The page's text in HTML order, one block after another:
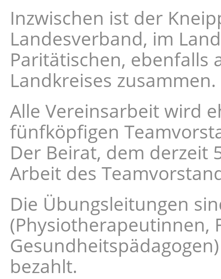
Inzwischen ist der
Landesverband, im
Paritätischen,
Landkreises zusammen.
Alle Vereinsarbeit wird
fünfköpfigen
Der Beirat, dem derzeit
Arbeit des
Die Übungsleitungen
(Physiotherapeutinnen,
bezahlt.